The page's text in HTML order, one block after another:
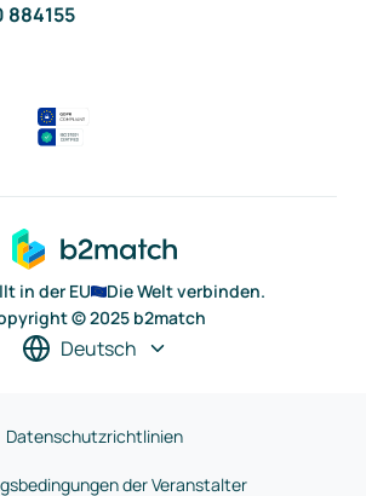
884155
in der EU
Die Welt verbinden.
© 2025 b2match
Deutsch
Datenschutzrichtlinien
der Veranstalter